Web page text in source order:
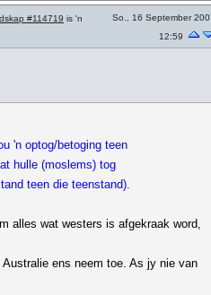
#114719 is 'n
So., 16 September
12:59
'n optog/betoging teen
hulle (moslems) tog
teen die teenstand).
alles wat westers is afgekraak word,
ens neem toe. As jy nie van